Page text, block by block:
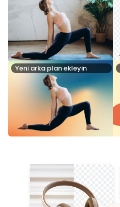
Yeni arka plan ekleyin